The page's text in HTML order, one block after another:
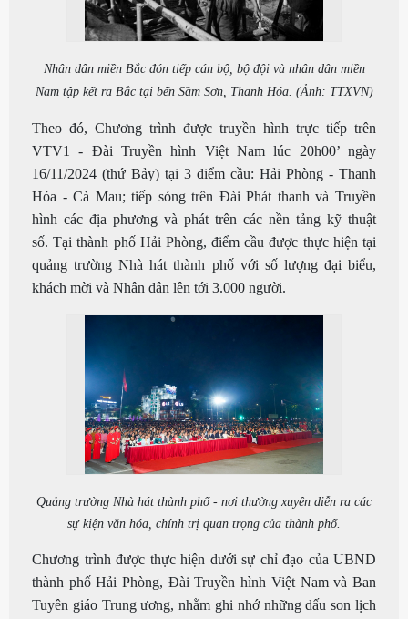
Nhân dân miền Bắc đón tiếp cán bộ, bộ đội và nhân dân miền
Nam tập kết ra Bắc tại bến Sầm Sơn, Thanh Hóa. (Ảnh: TTXVN)
Theo đó, Chương trình được truyền hình trực tiếp trên
VTV1 - Đài Truyền hình Việt Nam lúc 20h00’ ngày
16/11/2024 (thứ Bảy) tại 3 điểm cầu: Hải Phòng - Thanh
Hóa - Cà Mau; tiếp sóng trên Đài Phát thanh và Truyền
hình các địa phương và phát trên các nền tảng kỹ thuật
số.Tại thành phố Hải Phòng, điểm cầu được thực hiện tại
quảng trường Nhà hát thành phố với số lượng đại biểu,
khách mời và Nhân dân lên tới 3.000 người.
Quảng trường Nhà hát thành phố - nơi thường xuyên diễn ra các
sự kiện văn hóa, chính trị quan trọng của thành phố.
Chương trình được thực hiện dưới sự chỉ đạo của UBND
thành phố Hải Phòng, Đài Truyền hình Việt Nam và Ban
Tuyên giáo Trung ương, nhằm ghi nhớ những dấu son lịch